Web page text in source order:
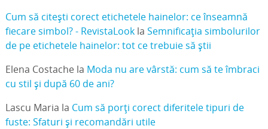
Cum să citești corect etichetele hainelor: ce înseamnă
fiecare simbol? - RevistaLookla Semnificația simbolurilor
de pe etichetele hainelor: tot ce trebuie să știi
Elena Costachela Moda nu are vârstă: cum să te îmbraci
cu stil și după 60 de ani?
Lascu Maria la Cum să porți corect diferitele tipuri de
fuste: Sfaturi și recomandări utile